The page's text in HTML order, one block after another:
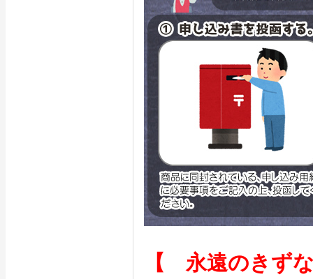
【 永遠のきず